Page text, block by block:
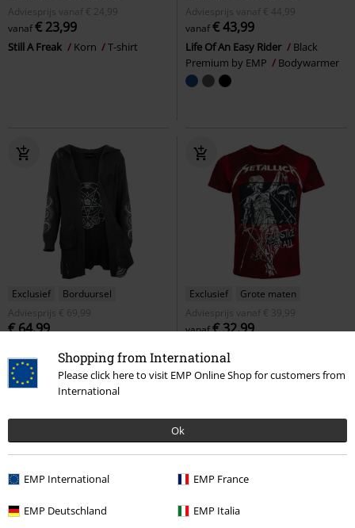
Shopping from International
Please click here to visit EMP Online Shop for customers from
International
Ok
EMP International EMP France
EMP Deutschland EMP Italia
Adviesprijs
vanaf € 24,99
vanaf€ 23,99
Still A Freak Korn T-shirt
Adviesprijs
vanaf € 44,99
vanaf€ 43,99
Life Of An Easy Rider
Black
Premium by EMP
Bodywarmer
Exclusief
Borduursel
Adviesprijs
€ 69,99
€ 64,99
Exclusief
Grote maten
Adviesprijs
vanaf € 39,99
vanaf€ 32,99
Metallica